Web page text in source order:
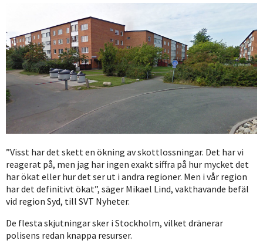
”Visst har det skett en ökning av skottlossningar. Det har vi
reagerat på, men jag har ingen exakt siffra på hur mycket det
har ökat eller hur det ser ut i andra regioner. Men i vår region
har det definitivt ökat”, säger Mikael Lind, vakthavande befäl
vid region Syd, till SVT Nyheter.
De flesta skjutningar sker i Stockholm, vilket dränerar
polisens redan knappa resurser.